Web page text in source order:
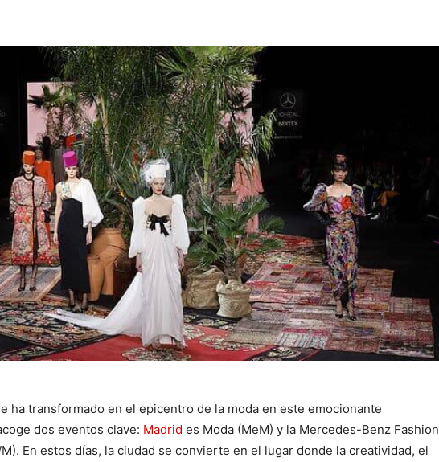
ha transformado en el epicentro de la moda en este emocionante
dos eventos clave: Madrid es Moda (MeM) y la Mercedes-Benz Fashion
En estos días, la ciudad se convierte en el lugar donde la creatividad, el